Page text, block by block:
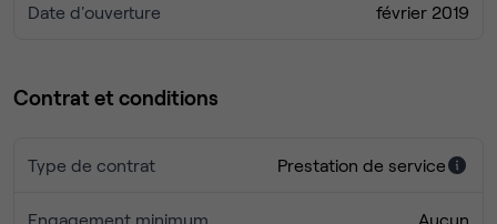
Date d'ouverture février 2019
Contrat et conditions
Type de contrat Prestation de service
Engagement minimum Aucun